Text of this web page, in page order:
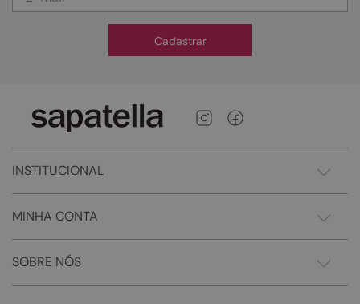
Cadastrar
INSTITUCIONAL
MINHA CONTA
SOBRE NÓS